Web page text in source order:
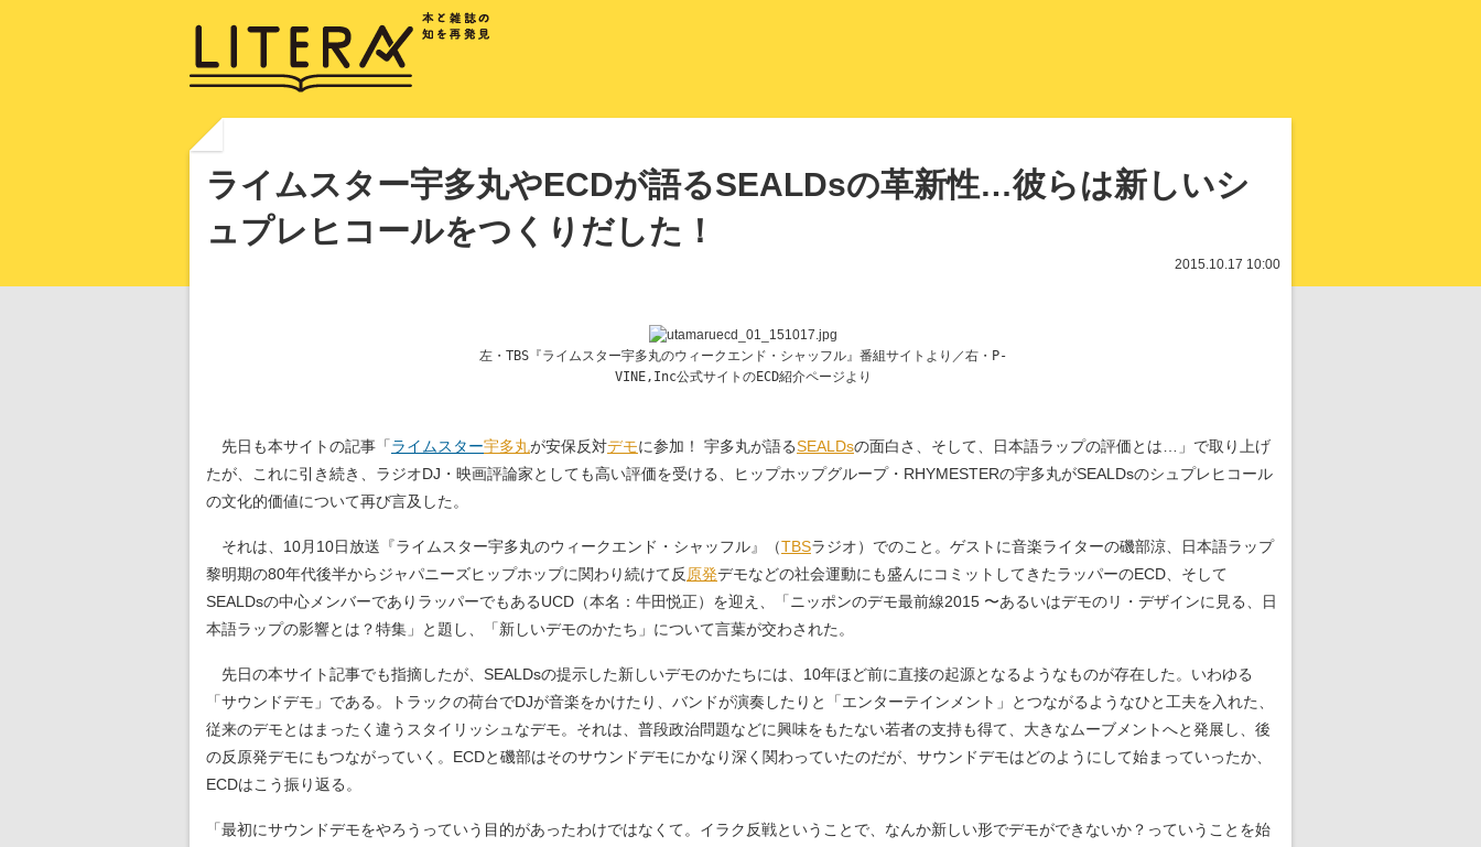
ライムスター宇多丸やECDが語るSEALDsの革新性…彼らは新しいシ
ュプレヒコールをつくりだした！
2015.10.17 10:00
左・TBS『ライムスター宇多丸のウィークエンド・シャッフル』番組サイトより／右・P-
VINE,Inc公式サイトのECD紹介ページより
先日も本サイトの記事「ライムスター宇多丸が安保反対デモに参加！ 宇多丸が語るSEALDsの面白さ、そして、日本語ラップの評価とは…」で取り上げ
たが、これに引き続き、ラジオDJ・映画評論家としても高い評価を受ける、ヒップホップグループ・RHYMESTERの宇多丸がSEALDsのシュプレヒコール
の文化的価値について再び言及した。
それは、10月10日放送『ライムスター宇多丸のウィークエンド・シャッフル』（TBSラジオ）でのこと。ゲストに音楽ライターの磯部涼、日本語ラップ
黎明期の80年代後半からジャパニーズヒップホップに関わり続けて反 原発デモなどの社会運動にも盛んにコミットしてきたラッパーのECD、そして
SEALDsの中心メンバーでありラッパーでもあるUCD（本名：牛田悦正）を迎え、「ニッポンのデモ最前線2015 〜あるいはデモのリ・デザインに見る、日
本語ラップの影響とは？特集」と題し、「新しいデモのかたち」について言葉が交わされた。
先日の本サイト記事でも指摘したが、SEALDsの提示した新しいデモのかたちには、10年ほど前に直接の起源となるようなものが存在した。いわゆる
「サウンドデモ」である。トラックの荷台でDJが音楽をかけたり、バンドが演奏したりと「エンターテインメント」とつながるようなひと工夫を入れた、
従来のデモとはまったく違うスタイリッシュなデモ。それは、普段政治問題などに興味をもたない若者の支持も得て、大きなムーブメントへと発展し、後
の反原発デモにもつながっていく。ECDと磯部はそのサウンドデモにかなり深く関わっていたのだが、サウンドデモはどのようにして始まっていったか、
ECDはこう振り返る。
「最初にサウンドデモをやろうっていう目的があったわけではなくて。イラク反戦ということで、なんか新しい形でデモができないか？っていうことを始